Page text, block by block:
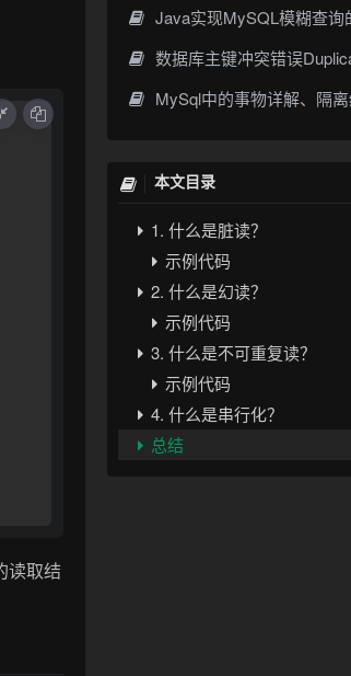
读取结
Java实现MySQL模糊查询的完整
数据库主键冲突错误Duplicate
MySql中的事物详解、隔
本文目录
1. 什么是脏读？
示例代码
2. 什么是幻读？
示例代码
3. 什么是不可重复读？
示例代码
4. 什么是串行化？
总结